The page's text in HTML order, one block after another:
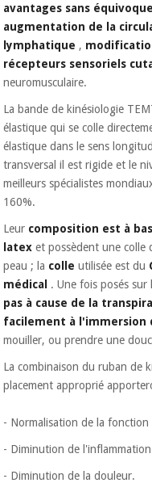
Vétérinaire
Orthopédie
Instruments
chirurgicaux
(déstockage)
avantages sans équivoque
augmentation de la
lymphatique ,
récepteurs sensoriels
neuromusculaire.
La bande de kinésiologie
élastique qui se colle
élastique dans le sens
transversal il est rigide et le
meilleurs spécialistes
160%.
Leur composition est à
latex et possèdent une colle
peau ; la colle utilisée est du
médical . Une fois posés sur
pas à cause de la
facilement à l'immersion
mouiller, ou prendre une
La combinaison du ruban de
placement approprié
- Normalisation de la fonction
- Diminution de
- Diminution de la douleur.